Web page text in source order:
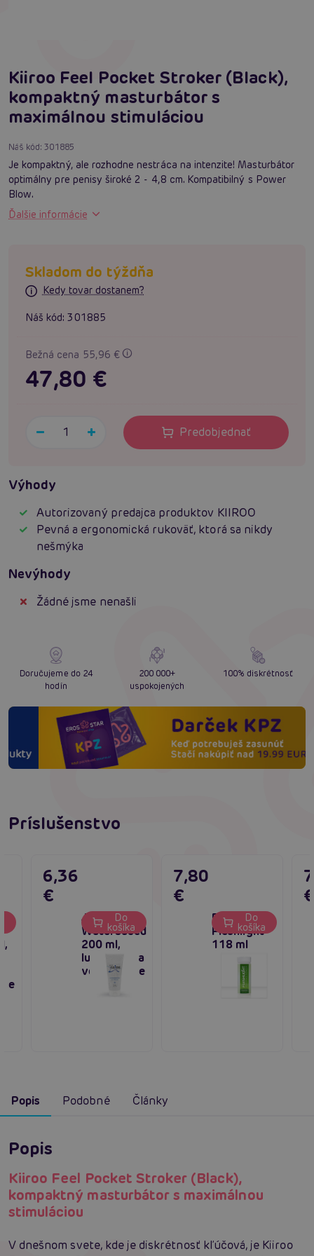
Kiiroo Feel Pocket Stroker (Black),
kompaktný masturbátor s
maximálnou stimuláciou
Náš kód:301885
Je kompaktný, ale rozhodne nestráca na intenzite! Masturbátor
optimálny pre penisy široké 2 - 4,8 cm. Kompatibilný s Power
Blow.
Ďalšie informácie
Skladom do týždňa
Kedy tovar dostanem?
Náš kód: 301885
Bežná cena 55,96 €
47,80 €
Predobjednať
Výhody
Autorizovaný predajca produktov KIIROO
Pevná a ergonomická rukoväť, ktorá sa nikdy
nešmýka
Nevýhody
Žádné jsme nenašli
Doručujeme do 24
hodín
200 000+
uspokojených
100% diskrétnosť
Príslušenstvo
Just Glide
Waterbased
200 ml,
lubrikant na
vodnej báze
6,36
€
Do
košíka
Púder na
Fleshlight
118 ml
7,80
€
Do
košíka
Popis Podobné Články
Popis
Kiiroo Feel Pocket Stroker (Black),
kompaktný masturbátor s maximálnou
stimuláciou
V dnešnom svete, kde je diskrétnosť kľúčová, je Kiiroo